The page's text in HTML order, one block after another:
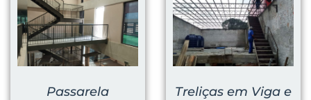
Passarela
Treliças em Viga e